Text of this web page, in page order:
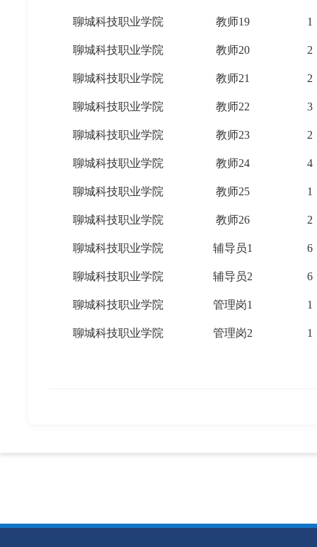
聊城科技职业学院 教师19 1
聊城科技职业学院 教师20 2
聊城科技职业学院 教师21 2
聊城科技职业学院 教师22 3
聊城科技职业学院 教师23 2
聊城科技职业学院 教师24 4
聊城科技职业学院 教师25 1
聊城科技职业学院 教师26 2
聊城科技职业学院 辅导员1 6
聊城科技职业学院 辅导员2 6
聊城科技职业学院 管理岗1 1
聊城科技职业学院 管理岗2 1